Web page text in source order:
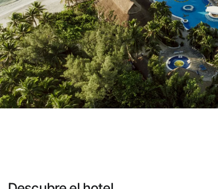
Crear una
Disfruta los beneficios de formar
Mejor precio garantizado
Cancelación gratuita